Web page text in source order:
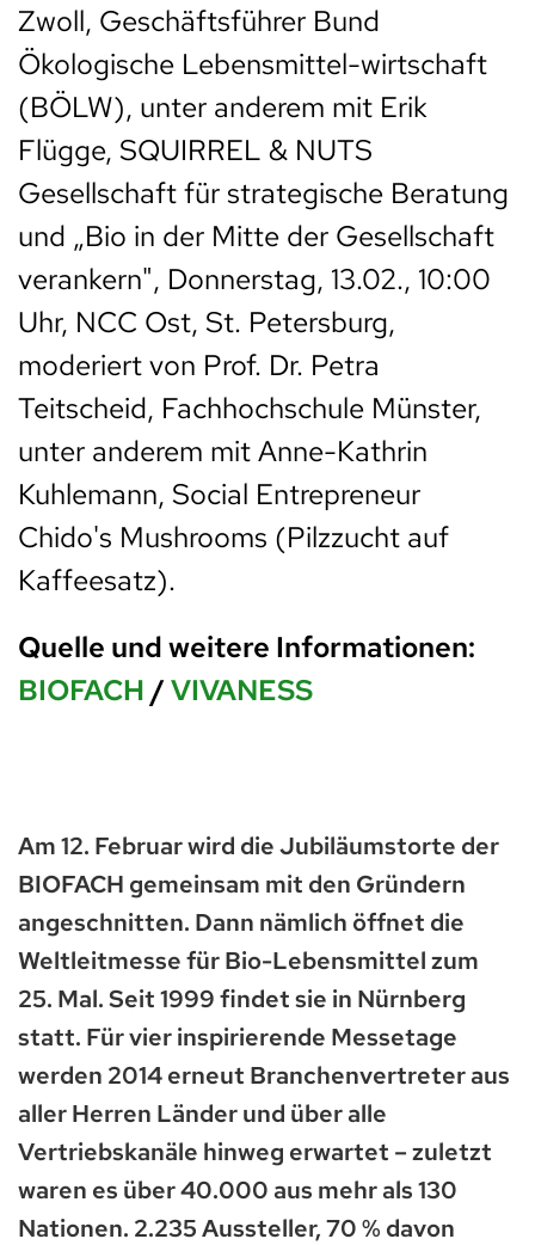
Zwoll, Geschäftsführer Bund
Ökologische Lebensmittel-wirtschaft
(BÖLW), unter anderem mit Erik
Flügge, SQUIRREL & NUTS
Gesellschaft für strategische Beratung
und „Bio in der Mitte der Gesellschaft
verankern", Donnerstag, 13.02., 10:00
Uhr, NCC Ost, St. Petersburg,
moderiert von Prof. Dr. Petra
Teitscheid, Fachhochschule Münster,
unter anderem mit Anne-Kathrin
Kuhlemann, Social Entrepreneur
Chido's Mushrooms (Pilzzucht auf
Kaffeesatz).
Quelle und weitere Informationen:
BIOFACH /VIVANESS
Am 12. Februar wird die Jubiläumstorte der
BIOFACH gemeinsam mit den Gründern
angeschnitten. Dann nämlich öffnet die
Weltleitmesse für Bio-Lebensmittel zum
25. Mal. Seit 1999 findet sie in Nürnberg
statt. Für vier inspirierende Messetage
werden 2014 erneut Branchenvertreter aus
aller Herren Länder und über alle
Vertriebskanäle hinweg erwartet – zuletzt
waren es über 40.000 aus mehr als 130
Nationen. 2.235 Aussteller, 70 % davon